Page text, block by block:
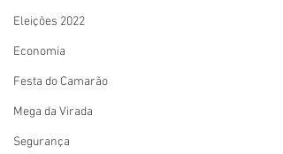
Eleições 2022
Economia
Festa do Camarão
Mega da Virada
Segurança